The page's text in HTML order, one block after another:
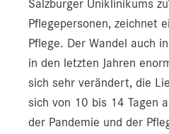
Salzburger Uniklinikums
Pflegepersonen, zeichnet
Pflege. Der Wandel auch
in den letzten Jahren
sich sehr verändert, die
sich von 10 bis 14 Tagen
der Pandemie und der